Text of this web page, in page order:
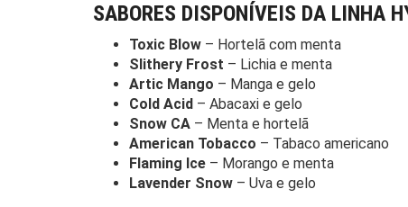
SABORES DISPONÍVEIS DA LINHA
Toxic Blow – Hortelã com menta
Slithery Frost – Lichia e menta
Artic Mango – Manga e gelo
Cold Acid – Abacaxi e gelo
Snow CA – Menta e hortelã
American Tobacco – Tabaco americano
Flaming Ice – Morango e menta
Lavender Snow – Uva e gelo